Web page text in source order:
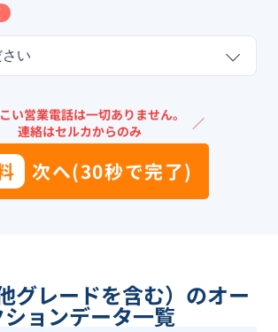
い
い営業電話は一切ありません。
連絡はセルカからのみ
／
次へ(30秒で完了)
グレードを含む）のオー
ションデータ一覧